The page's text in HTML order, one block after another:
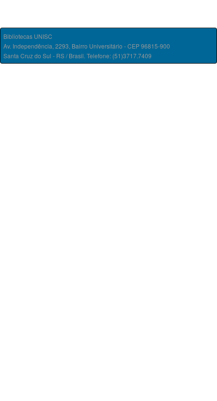
Bibliotecas UNISC
Av. Independência, 2293, Bairro Universitário - CEP 96815-900
Santa Cruz do Sul - RS / Brasil. Telefone: (51)3717.7409